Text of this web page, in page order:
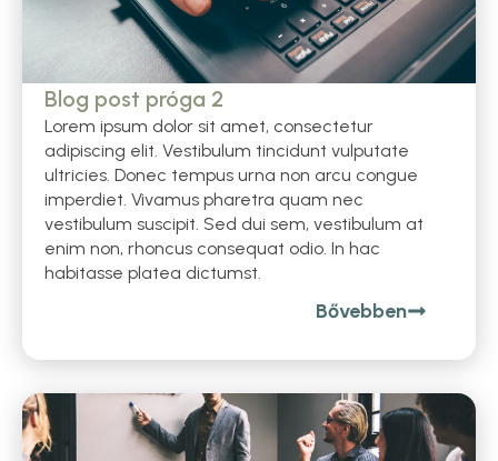
Blog post próga 2
Lorem ipsum dolor sit amet, consectetur
adipiscing elit. Vestibulum tincidunt vulputate
ultricies. Donec tempus urna non arcu congue
imperdiet. Vivamus pharetra quam nec
vestibulum suscipit. Sed dui sem, vestibulum at
enim non, rhoncus consequat odio. In hac
habitasse platea dictumst.
Bővebben